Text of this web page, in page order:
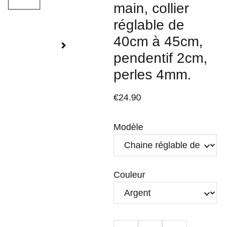
main, collier
réglable de
40cm à 45cm,
pendentif 2cm,
perles 4mm.
€24.90
Modèle
Couleur